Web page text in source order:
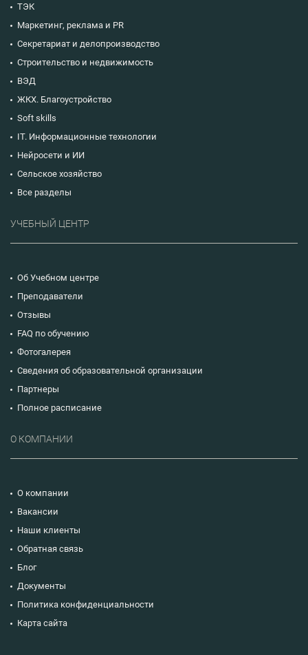
ТЭК
Маркетинг, реклама и PR
Секретариат и делопроизводство
Строительство и недвижимость
ВЭД
ЖКХ. Благоустройство
Soft skills
IT. Информационные технологии
Нейросети и ИИ
Сельское хозяйство
Все разделы
УЧЕБНЫЙ ЦЕНТР
Об Учебном центре
Преподаватели
Отзывы
FAQ по обучению
Фотогалерея
Сведения об образовательной организации
Партнеры
Полное расписание
О КОМПАНИИ
О компании
Вакансии
Наши клиенты
Обратная связь
Блог
Документы
Политика конфиденциальности
Карта сайта